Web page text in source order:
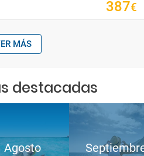
387€
MÁS
destacadas
Agosto